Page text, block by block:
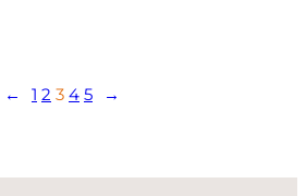
← 1 2 3 4 5 →